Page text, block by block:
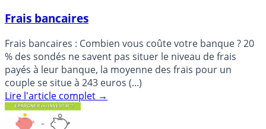
Frais bancaires
Frais bancaires : Combien vous coûte votre banque ? 20
% des sondés ne savent pas situer le niveau de frais
payés à leur banque, la moyenne des frais pour un
couple se situe à 243 euros (...)
Lire l'article complet →